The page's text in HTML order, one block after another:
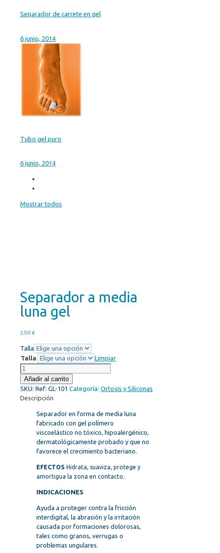
Separador de carrete en gel
6 junio, 2014
Tubo gel puro
6 junio, 2014
Mostrar todos
Separador a media
luna gel
7,50 €
Talla
Talla
Limpiar
Separador
a
media
luna
cantidad
Añadir al carrito
SKU: Ref: GL-101 Categoría: Ortosis y Siliconas
Descripción
Separador en forma de media luna
fabricado con gel polímero
viscoelástico no tóxico, hipoalergénico,
dermatológicamente probado y que no
favorece el crecimiento bacteriano.
EFECTOS Hidrata, suaviza, protege y
amortigua la zona en contacto.
INDICACIONES
Ayuda a proteger contra la fricción
interdigital, la abrasión y la irritación
causada por formaciones dolorosas,
tales como granos, verrugas o
problemas ungulares.